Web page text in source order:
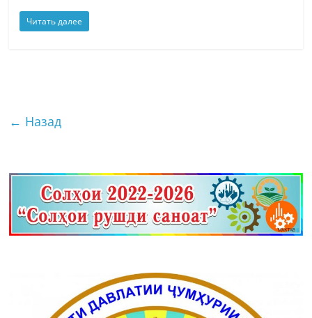
Читать далее
← Назад